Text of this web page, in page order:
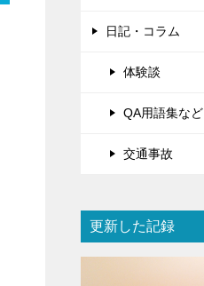
日記・コラム
体験談
QA用語集など
交通事故
更新した記録